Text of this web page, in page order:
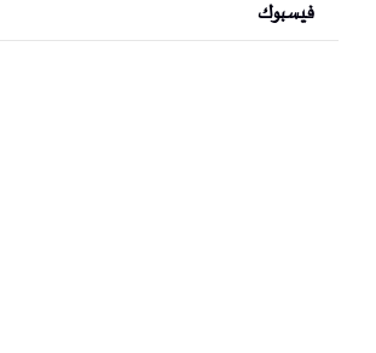
فيسبوك